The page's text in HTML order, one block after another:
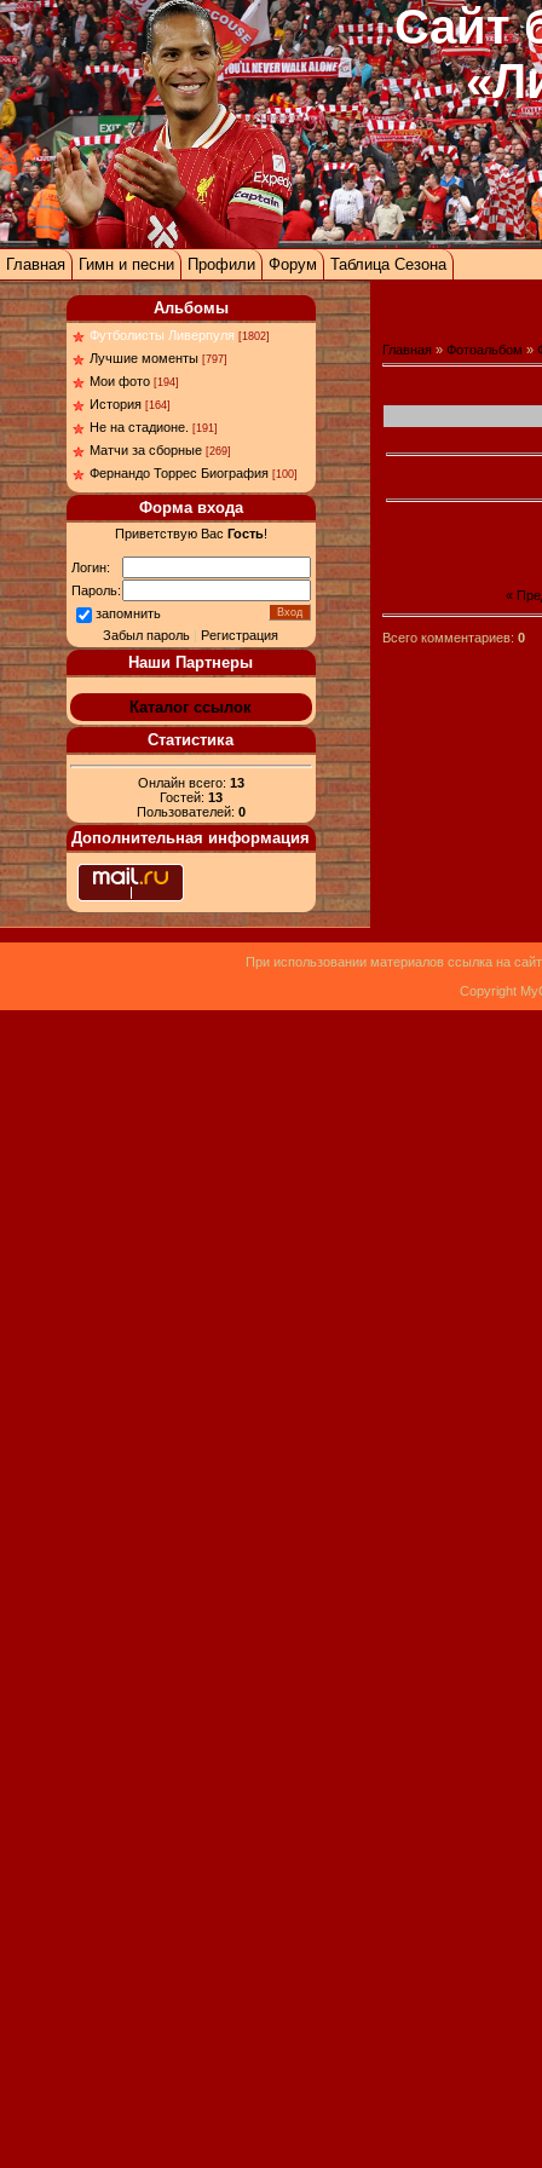
Сайт
Главная Гимн и песни Профили Форум Таблица Сезона
Альбомы
Футболисты Ливерпуля [1802]
Лучшие моменты [797]
Мои фото [194]
История [164]
Не на стадионе. [191]
Матчи за сборные [269]
Фернандо Торрес Биография [100]
Форма входа
Приветствую Вас Гость!
Логин:
Пароль:
запомнить
Забыл пароль |Регистрация
Наши Партнеры
Каталог ссылок
Статистика
Онлайн всего: 13
Гостей: 13
Пользователей: 0
Дополнительная информация
Главная » Фотоальбом »
«
Всего комментариев: 0
При использовании материалов ссылка на
Copyright